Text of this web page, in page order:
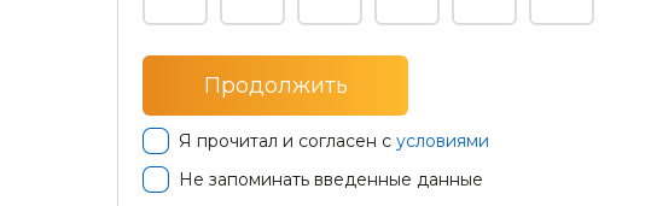
Я прочитал и согласен с условиями
Не запоминать введенные данные